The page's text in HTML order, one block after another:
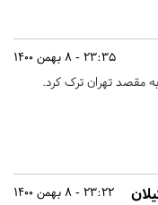
23:35 - 8 بهمن 1400
مقصد تهران ترک کرد.
23:22 - 8 بهمن 1400